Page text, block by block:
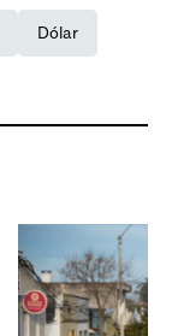
Dólar